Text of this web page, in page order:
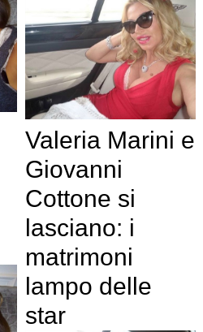
Valeria Marini e
Giovanni
Cottone si
lasciano: i
matrimoni
lampo delle
star